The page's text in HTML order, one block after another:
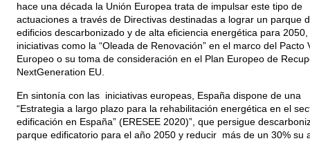
hace una década la Unión Europea trata de impulsar este tipo de
actuaciones a través de Directivas destinadas a lograr un parque
edificios descarbonizado y de alta eficiencia energética para 2050,
iniciativas como la “Oleada de Renovación” en el marco del Pacto
Europeo o su toma de consideración en el Plan Europeo de
NextGeneration EU.
En sintonía con las iniciativas europeas, España dispone de una
“Estrategia a largo plazo para la rehabilitación energética en el
edificación en España” (ERESEE 2020)”, que persigue
parque edificatorio para el año 2050 y reducir más de un 30% su